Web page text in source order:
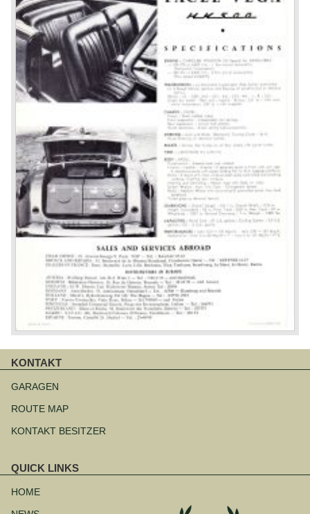
KONTAKT
überspringen
GARAGEN
ROUTE MAP
KONTAKT BESITZER
QUICK LINKS
überspringen
HOME